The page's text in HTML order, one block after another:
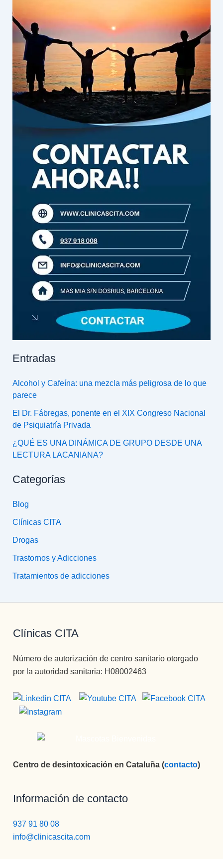
Entradas
Alcohol y Cafeína: una mezcla más peligrosa de lo que
parece
El Dr. Fábregas, ponente en el XIX Congreso Nacional
de Psiquiatría Privada
¿QUÉ ES UNA DINÁMICA DE GRUPO DESDE UNA
LECTURA LACANIANA?
Categorías
Blog
Clínicas CITA
Drogas
Trastornos y Adicciones
Tratamientos de adicciones
Clínicas CITA
Número de autorización de centro sanitario otorgado
por la autoridad sanitaria: H08002463
Centro de desintoxicación en Cataluña (contacto)
Información de contacto
937 91 80 08
info@clinicascita.com